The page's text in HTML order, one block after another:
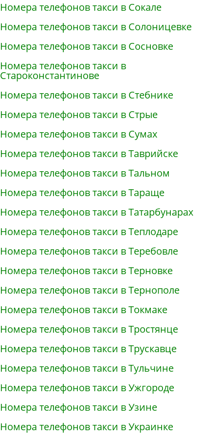
Номера телефонов такси в Сокале
Номера телефонов такси в Солоницевке
Номера телефонов такси в Сосновке
Номера телефонов такси в
Староконстантинове
Номера телефонов такси в Стебнике
Номера телефонов такси в Стрые
Номера телефонов такси в Сумах
Номера телефонов такси в Таврийске
Номера телефонов такси в Тальном
Номера телефонов такси в Тараще
Номера телефонов такси в Татарбунарах
Номера телефонов такси в Теплодаре
Номера телефонов такси в Теребовле
Номера телефонов такси в Терновке
Номера телефонов такси в Тернополе
Номера телефонов такси в Токмаке
Номера телефонов такси в Тростянце
Номера телефонов такси в Трускавце
Номера телефонов такси в Тульчине
Номера телефонов такси в Ужгороде
Номера телефонов такси в Узине
Номера телефонов такси в Украинке